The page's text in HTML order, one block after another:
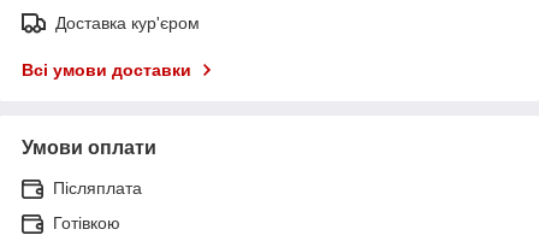
Доставка кур'єром
Всі умови доставки
Умови оплати
Післяплата
Готівкою